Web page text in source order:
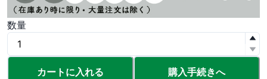
数量
カートに入れる 購入手続きへ